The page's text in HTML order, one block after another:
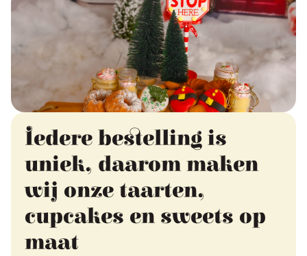
Iedere bestelling is
uniek, daarom maken
wij onze taarten,
cupcakes en sweets op
maat